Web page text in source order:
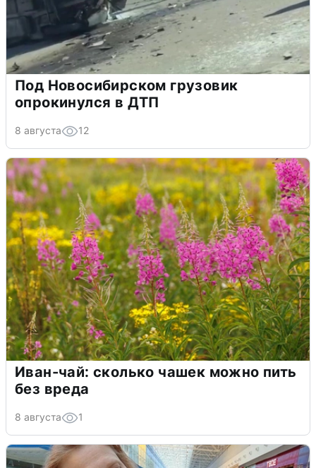
Под Новосибирском грузовик
опрокинулся в ДТП
8 августа 12
Иван-чай: сколько чашек можно пить
без вреда
8 августа 1